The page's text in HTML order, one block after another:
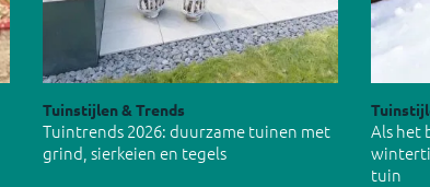
Tuinstijlen & Trends
Tuintrends 2026: duurzame tuinen met
grind, sierkeien en tegels
Als het
tuin